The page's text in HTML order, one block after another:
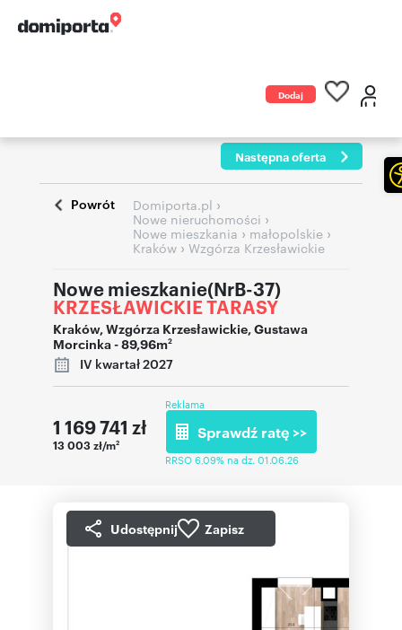
Dodaj
Następna oferta
Powrót Domiporta.pl ›
Nowe nieruchomości ›
Nowe mieszkania › małopolskie ›
Kraków › Wzgórza Krzesławickie
Nowe mieszkanie(NrB-37)
KRZESŁAWICKIE TARASY
Kraków,Wzgórza Krzesławickie,Gustawa
Morcinka- 89,96m2
IV kwartał 2027
1 169 741 zł
13 003 zł/m2
Reklama
Sprawdź ratę >>
RRSO 6,09% na dz. 01.06.26
Udostępnij Zapisz